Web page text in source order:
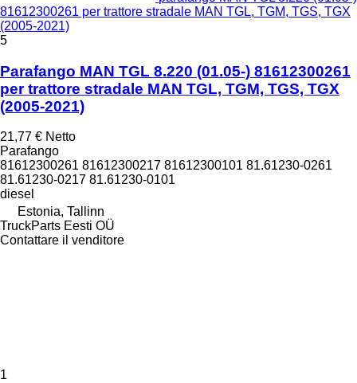
81612300261 per trattore stradale MAN TGL, TGM, TGS, TGX
(2005-2021)
5
Parafango MAN TGL 8.220 (01.05-) 81612300261
per trattore stradale MAN TGL, TGM, TGS, TGX
(2005-2021)
21,77 € Netto
Parafango
81612300261 81612300217 81612300101 81.61230-0261
81.61230-0217 81.61230-0101
diesel
Estonia, Tallinn
TruckParts Eesti OÜ
Contattare il venditore
1